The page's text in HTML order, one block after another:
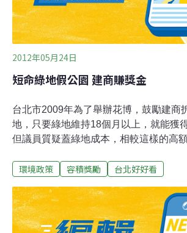
現身幸福農場，甚至還有街貓前往，人
的距離就這麼拉近了。不但實際種菜
2012年05月24日
短命綠地假公園 建商賺獎金
台北市2009年為了舉辦花博，鼓勵建商
地，只要綠地維持18個月以上，就能獲
但議員質疑蓋綠地成本，相較這樣的高
於杭州南路巷弄內的這個小公園，幾顆
清楚寫著已達使用期限，公園恐怕面臨
這不是北市府所屬的公園，而是建商配
期綠地，市府規定，只要綠地維持18月
環境政策 容積獎勵 台北好好看